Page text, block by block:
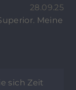
28.09.25
Meine
sich Zeit